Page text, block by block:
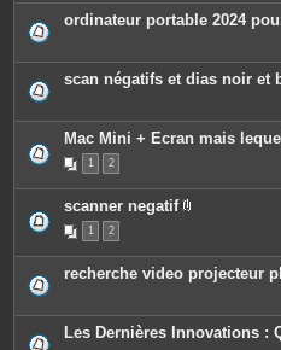
ordinateur portable 2024
scan négatifs et dias noir et
Mac Mini + Ecran mais
1 2
scanner negatif
c
e
o
i
1 2
recherche video projecteur
Les Dernières Innovations :